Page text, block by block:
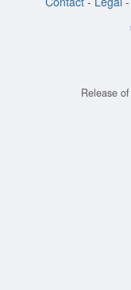
Release of